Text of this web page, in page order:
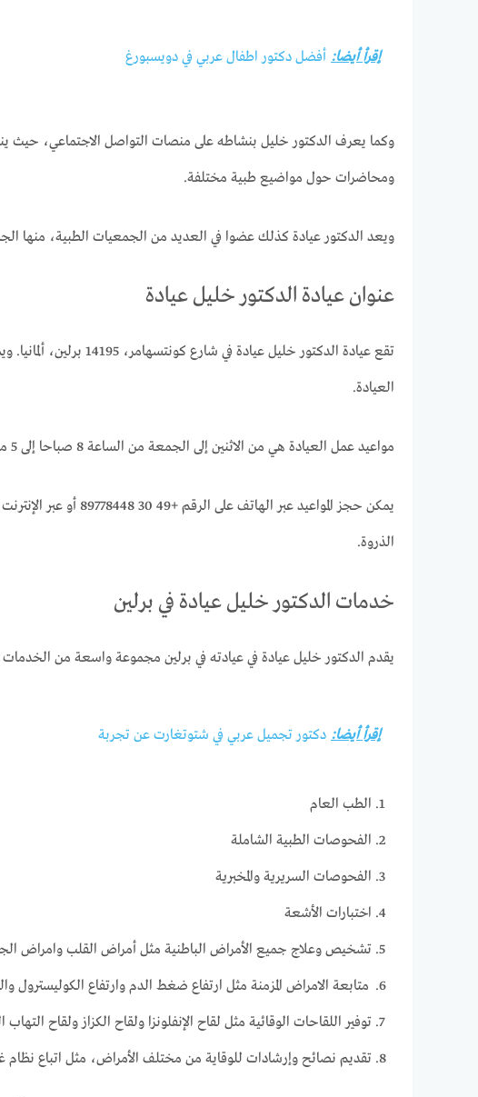
إقرأ أيضا: أفضل دكتور اطفال عربي في دويسبورغ
وكما يعرف الدكتور خليل بنشاطه على منصات التواصل الاجتماعي، حيث
ومحاضرات حول مواضيع طبية مختلفة.
ويعد الدكتور عيادة كذلك عضوا في العديد من الجمعيات الطبية، منها
عنوان عيادة الدكتور خليل عيادة
تقع عيادة الدكتور
العيادة.
مواعيد عمل العيادة هي من الاثنين إلى الجمعة من الساعة 8 صباحا إلى 5 مساء، ومن السبت من الساعة 9 صباحا إلى 12 ظهرا.
الذروة.
خدمات الدكتور خليل عيادة في برلين
يقدم الدكتور خليل عيادة في عيادته في برلين مجموعة واسعة من
إقرأ أيضا: دكتور تجميل عربي في شتوتغارت عن تجربة
الطب العام
الفحوصات الطبية الشاملة
الفحوصات السريرية والمخبرية
اختبارات الأشعة
تشخيص وعلاج جميع الأمراض الباطنية مثل أمراض القلب وامراض
متابعة الامراض المزمنة مثل ارتفاع ضغط الدم وارتفاع الكوليسترول
توفير اللقاحات الوقائية مثل لقاح الإنفلونزا ولقاح الكزاز ولقاح التهاب
تقديم نصائح وإرشادات للوقاية من مختلف الأمراض، مثل اتباع